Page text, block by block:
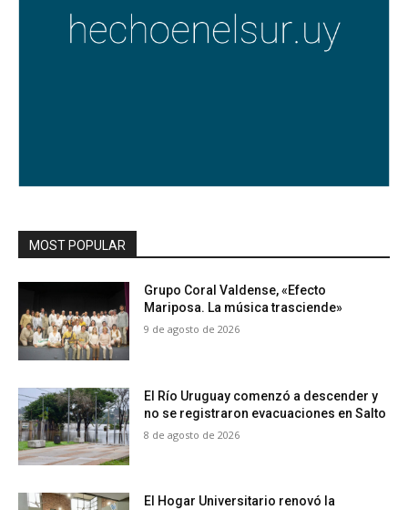
MOST POPULAR
Grupo Coral Valdense, «Efecto
Mariposa. La música trasciende»
9 de agosto de 2026
El Río Uruguay comenzó a descender y
no se registraron evacuaciones en Salto
8 de agosto de 2026
El Hogar Universitario renovó la